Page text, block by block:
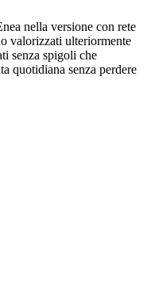
nella versione con rete
valorizzati ulteriormente
senza spigoli che
quotidiana senza perdere